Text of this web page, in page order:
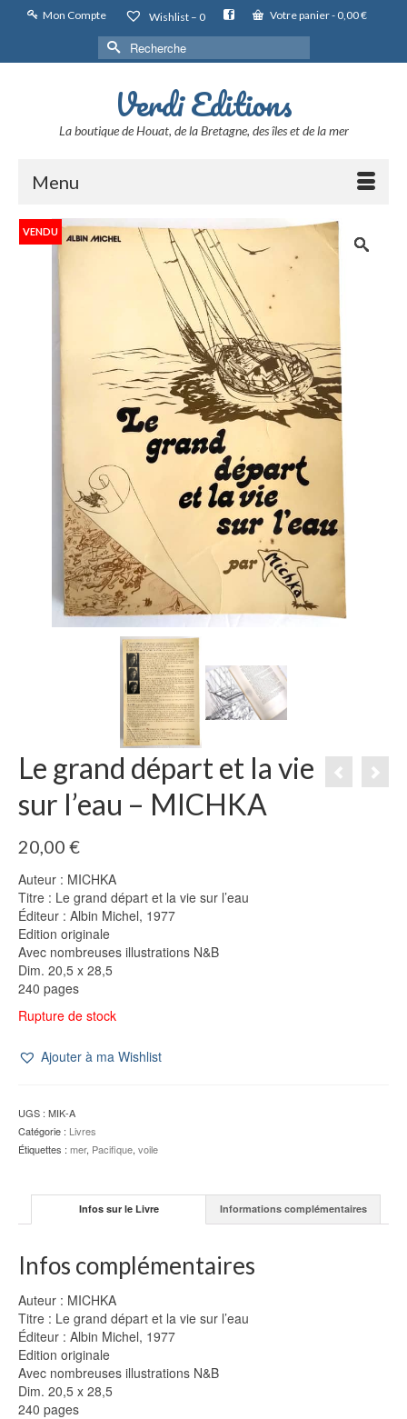
Mon Compte Wishlist – 0 Votre panier- 0,00€
Rechercher :
Verdi Editions
La boutique de Houat, de la Bretagne, des îles et de la mer
Menu
VENDU
Le grand départ et la vie
sur l’eau – MICHKA
20,00 €
Auteur : MICHKA
Titre : Le grand départ et la vie sur l’eau
Éditeur : Albin Michel, 1977
Edition originale
Avec nombreuses illustrations N&B
Dim. 20,5 x 28,5
240 pages
Rupture de stock
Ajouter à ma Wishlist
UGS : MIK-A
Catégorie : Livres
Étiquettes : mer, Pacifique, voile
Infos sur le Livre Informations complémentaires
Infos complémentaires
Auteur : MICHKA
Titre : Le grand départ et la vie sur l’eau
Éditeur : Albin Michel, 1977
Edition originale
Avec nombreuses illustrations N&B
Dim. 20,5 x 28,5
240 pages